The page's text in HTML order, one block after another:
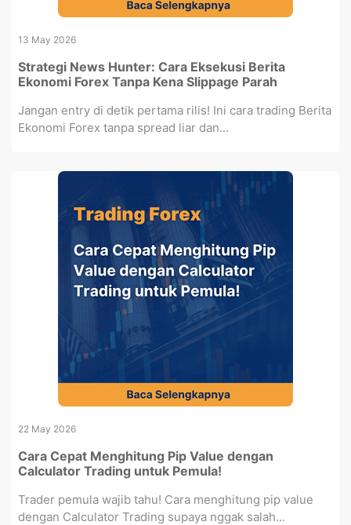
13 May 2026
Strategi News Hunter: Cara Eksekusi Berita
Ekonomi Forex Tanpa Kena Slippage Parah
Jangan entry di detik pertama rilis! Ini cara trading Berita
Ekonomi Forex tanpa spread liar dan...
22 May 2026
Cara Cepat Menghitung Pip Value dengan
Calculator Trading untuk Pemula!
Trader pemula wajib tahu! Cara menghitung pip value
dengan Calculator Trading supaya nggak salah...